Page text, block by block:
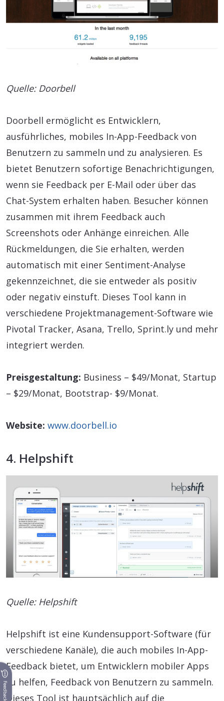
Quelle: Doorbell
Doorbell ermöglicht es Entwicklern,
ausführliches, mobiles In-App-Feedback von
Benutzern zu sammeln und zu analysieren. Es
bietet Benutzern sofortige Benachrichtigungen,
wenn sie Feedback per E-Mail oder über das
Chat-System erhalten haben. Besucher können
zusammen mit ihrem Feedback auch
Screenshots oder Anhänge einreichen. Alle
Rückmeldungen, die Sie erhalten, werden
automatisch mit einer Sentiment-Analyse
gekennzeichnet, die sie entweder als positiv
oder negativ einstuft. Dieses Tool kann in
verschiedene Projektmanagement-Software wie
Pivotal Tracker, Asana, Trello, Sprint.ly und mehr
integriert werden.
Preisgestaltung: Business – $49/Monat, Startup
– $29/Monat, Bootstrap- $9/Monat.
Website: www.doorbell.io
4. Helpshift
Quelle: Helpshift
Helpshift ist eine Kundensupport-Software (für
verschiedene Kanäle), die auch mobiles In-App-
Feedback bietet, um Entwicklern mobiler Apps
zu helfen, Feedback von Benutzern zu sammeln.
Dieses Tool ist hauptsächlich auf die
Feedback